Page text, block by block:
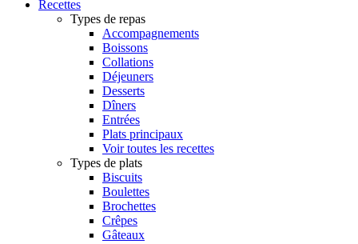
Recettes
Types de repas
Accompagnements
Boissons
Collations
Déjeuners
Desserts
Dîners
Entrées
Plats principaux
Voir toutes les recettes
Types de plats
Biscuits
Boulettes
Brochettes
Crêpes
Gâteaux